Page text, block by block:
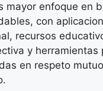
mayor enfoque en
con
recursos
y herramientas
en respeto